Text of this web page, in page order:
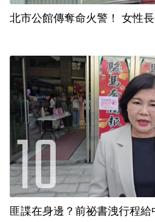
北市公館傳奪命火警！ 女性
匪諜在身邊？前祕書洩行程給